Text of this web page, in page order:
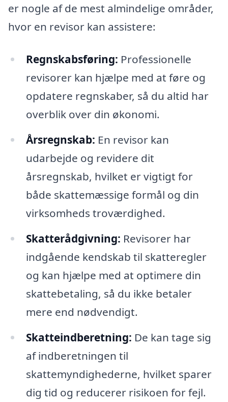
er nogle af de mest almindelige områder,
hvor en revisor kan assistere:
Regnskabsføring: Professionelle
revisorer kan hjælpe med at føre og
opdatere regnskaber, så du altid har
overblik over din økonomi.
Årsregnskab: En revisor kan
udarbejde og revidere dit
årsregnskab, hvilket er vigtigt for
både skattemæssige formål og din
virksomheds troværdighed.
Skatterådgivning: Revisorer har
indgående kendskab til skatteregler
og kan hjælpe med at optimere din
skattebetaling, så du ikke betaler
mere end nødvendigt.
Skatteindberetning: De kan tage sig
af indberetningen til
skattemyndighederne, hvilket sparer
dig tid og reducerer risikoen for fejl.